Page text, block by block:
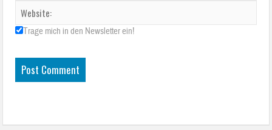
Trage mich in den Newsletter ein!